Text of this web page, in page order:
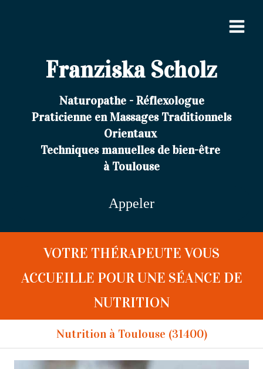
Franziska Scholz
Naturopathe - Réflexologue
Praticienne en Massages Traditionnels
Orientaux
Techniques manuelles de bien-être
à Toulouse
Appeler
VOTRE THÉRAPEUTE VOUS
ACCUEILLE POUR UNE SÉANCE DE
NUTRITION
Nutrition à Toulouse (31400)